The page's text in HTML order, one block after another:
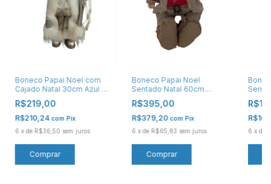
Boneco Papai Noel com
Cajado Natal 30cm Azul e
Champagne
R$219,00
R$210,24 com Pix
6 xde R$36,50 sem juros
Boneco Papai Noel
Sentado Natal 60cm
Marrom e Vermelho
R$395,00
R$379,20 com Pix
6 xde R$65,83 sem juros 6 x de